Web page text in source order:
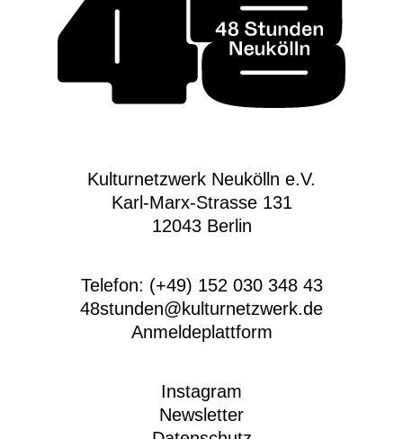
Kulturnetzwerk Neukölln e.V.
Karl-Marx-Strasse 131
12043 Berlin
Telefon: (+49) 152 030 348 43
48stunden@kulturnetzwerk.de
Anmeldeplattform
Instagram
Newsletter